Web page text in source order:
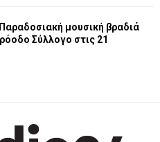
μουσική βραδιά
Σύλλογο στις 21